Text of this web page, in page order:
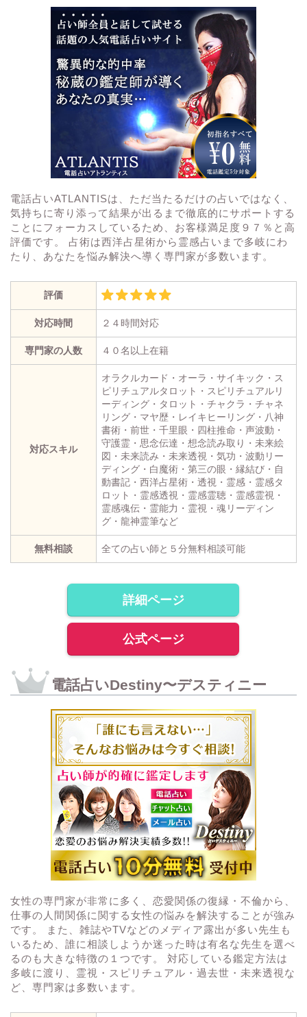
電話占いATLANTISは、ただ当たるだけの占いではなく、
気持ちに寄り添って結果が出るまで徹底的にサポートする
ことにフォーカスしているため、お客様満足度９７％と高
評価です。 占術は西洋占星術から霊感占いまで多岐にわ
たり、あなたを悩み解決へ導く専門家が多数います。
評価
対応時間 ２４時間対応
専門家の人数 ４０名以上在籍
対応スキル
オラクルカード・オーラ・サイキック・ス
ピリチュアルタロット・スピリチュアルリ
ーディング・タロット・チャクラ・チャネ
リング・マヤ歴・レイキヒーリング・八神
書術・前世・千里眼・四柱推命・声波動・
守護霊・思念伝達・想念読み取り・未来絵
図・未来読み・未来透視・気功・波動リー
ディング・白魔術・第三の眼・縁結び・自
動書記・西洋占星術・透視・霊感・霊感タ
ロット・霊感透視・霊感霊聴・霊感霊視・
霊感魂伝・霊能力・霊視・魂リーディン
グ・龍神霊筆など
無料相談 全ての占い師と５分無料相談可能
詳細ページ
公式ページ
電話占いDestiny〜デスティニー
女性の専門家が非常に多く、恋愛関係の復縁・不倫から、
仕事の人間関係に関する女性の悩みを解決することが強み
です。 また、雑誌やTVなどのメディア露出が多い先生も
いるため、誰に相談しようか迷った時は有名な先生を選べ
るのも大きな特徴の１つです。 対応している鑑定方法は
多岐に渡り、霊視・スピリチュアル・過去世・未来透視な
ど、専門家は多数います。